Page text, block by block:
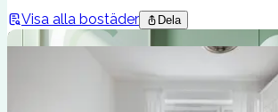
Visa alla bostäder Dela